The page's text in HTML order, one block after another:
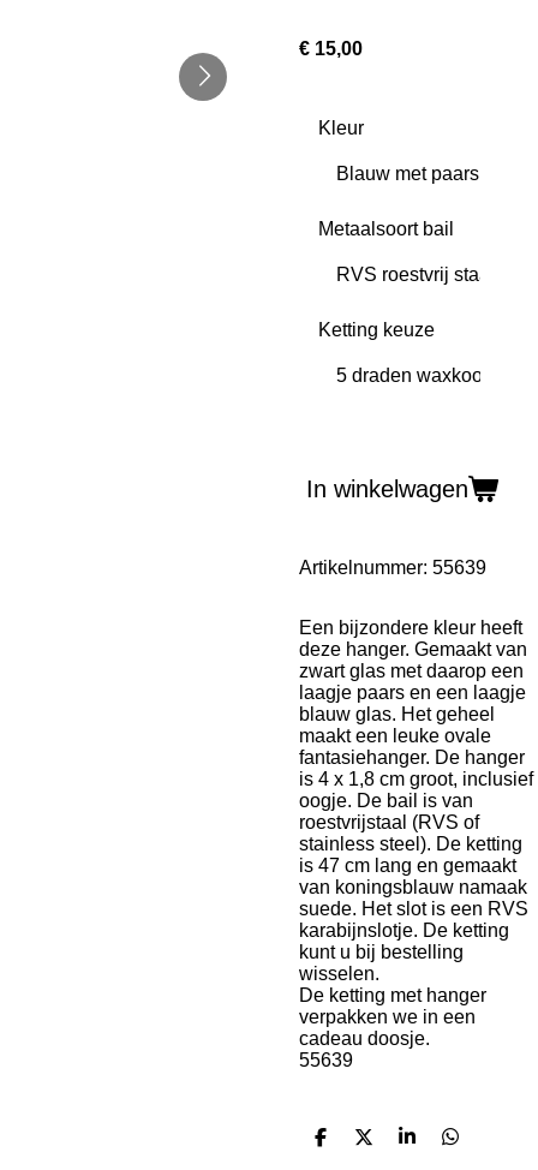
€ 15,00
Kleur
Metaalsoort bail
Ketting keuze
In winkelwagen
Artikelnummer: 55639
Een bijzondere kleur heeft
deze hanger. Gemaakt van
zwart glas met daarop een
laagje paars en een laagje
blauw glas. Het geheel
maakt een leuke ovale
fantasiehanger. De hanger
is 4 x 1,8 cm groot, inclusief
oogje. De bail is van
roestvrijstaal (RVS of
stainless steel). De ketting
is 47 cm lang en gemaakt
van koningsblauw namaak
suede. Het slot is een RVS
karabijnslotje. De ketting
kunt u bij bestelling
wisselen.
De ketting met hanger
verpakken we in een
cadeau doosje.
55639
D
D
S
D